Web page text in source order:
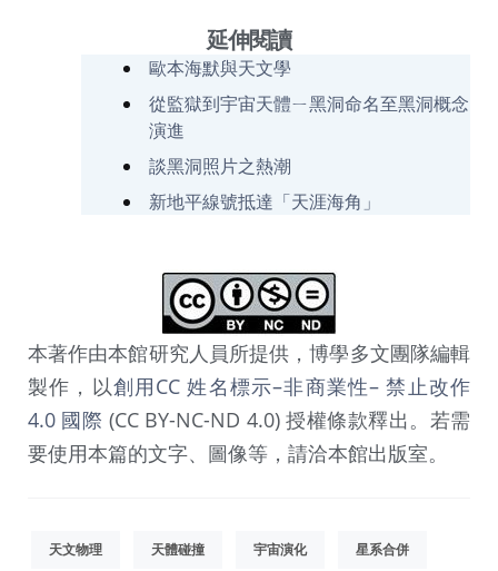
延伸閱讀
歐本海默與天文學
從監獄到宇宙天體ㄧ黑洞命名至黑洞概念
演進
談黑洞照片之熱潮
新地平線號抵達「天涯海角」
本著作由本館研究人員所提供，博學多文團隊編輯
製作，以創用CC 姓名標示–非商業性– 禁止改作
4.0 國際 (CC BY-NC-ND 4.0) 授權條款釋出。若需
要使用本篇的文字、圖像等，請洽本館出版室。
天文物理 天體碰撞 宇宙演化 星系合併